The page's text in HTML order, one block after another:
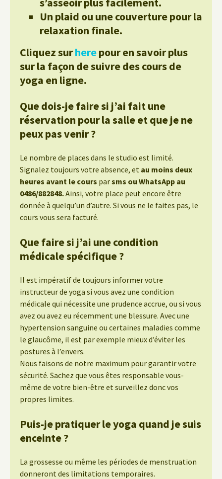
Un plaid ou une couverture pour la
relaxation finale.
Cliquez surherepour en savoir plus
sur la façon de suivre des cours de
yoga en ligne.
Que dois-je faire si j’ai fait une
réservation pour la salle et que je ne
peux pas venir ?
Le nombre de places dans le studio est limité.
Signalez toujours votre absence, et au moins deux
heures avant le cours parsms ou WhatsApp au
0486/882848.Ainsi, votre place peut encore être
donnée à quelqu’un d’autre. Si vous ne le faites pas, le
cours vous sera facturé.
Que faire si j’ai une condition
médicale spécifique ?
Il est impératif de toujours informer votre
instructeur de yoga si vous avez une condition
médicale qui nécessite une prudence accrue, ou si vous
avez ou avez eu récemment une blessure. Avec une
hypertension sanguine ou certaines maladies comme
le glaucôme, il est par exemple mieux d’éviter les
postures à l’envers.
Nous faisons de notre maximum pour garantir votre
sécurité. Sachez que vous êtes responsable vous-
même de votre bien-être et surveillez donc vos
propres limites.
Puis-je pratiquer le yoga quand je suis
enceinte ?
La grossesse ou même les périodes de menstruation
donneront des limitations temporaires.